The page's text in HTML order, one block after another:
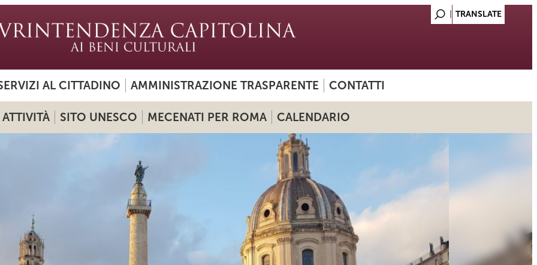
AL CITTADINO AMMINISTRAZIONE TRASPARENTE CONTATTI
ATTIVITÀ SITO UNESCO MECENATI PER ROMA CALENDARIO